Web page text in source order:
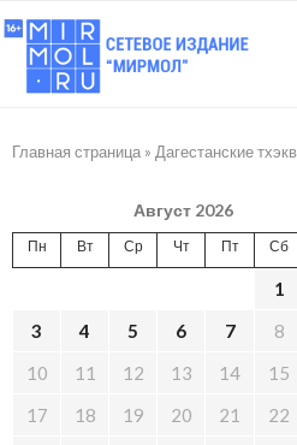
Главная страница » Дагестанские
Август 2026
Пн Вт Ср Чт Пт Сб
1
3
4 5 6 7 8
10
11 12 13 14 15
17
18 19 20 21 22